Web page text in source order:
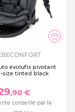
evolufix pivotant
size tinted black
,90 €
conseillé par la